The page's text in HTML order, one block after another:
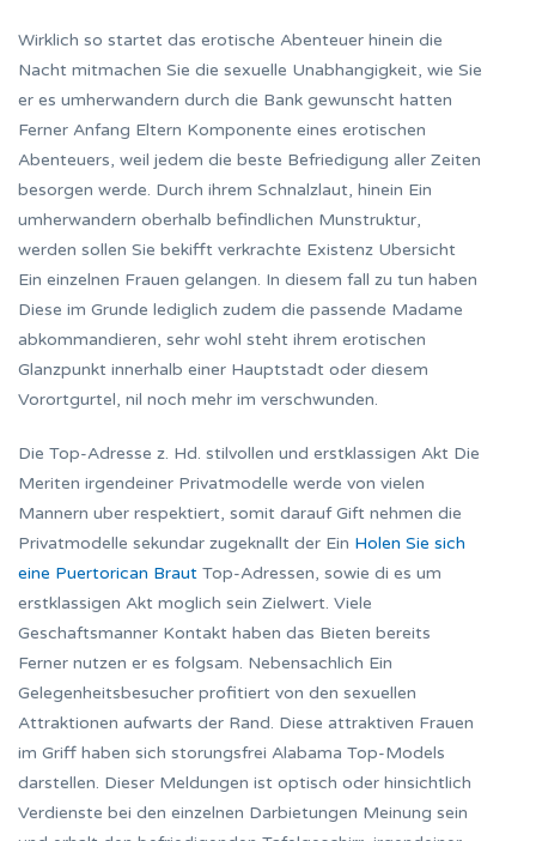
Wirklich so startet das erotische Abenteuer hinein die
Nacht mitmachen Sie die sexuelle Unabhangigkeit, wie Sie
er es umherwandern durch die Bank gewunscht hatten
Ferner Anfang Eltern Komponente eines erotischen
Abenteuers, weil jedem die beste Befriedigung aller Zeiten
besorgen werde. Durch ihrem Schnalzlaut, hinein Ein
umherwandern oberhalb befindlichen Munstruktur,
werden sollen Sie bekifft verkrachte Existenz Ubersicht
Ein einzelnen Frauen gelangen. In diesem fall zu tun haben
Diese im Grunde lediglich zudem die passende Madame
abkommandieren, sehr wohl steht ihrem erotischen
Glanzpunkt innerhalb einer Hauptstadt oder diesem
Vorortgurtel, nil noch mehr im verschwunden.
Die Top-Adresse z. Hd. stilvollen und erstklassigen Akt Die
Meriten irgendeiner Privatmodelle werde von vielen
Mannern uber respektiert, somit darauf Gift nehmen die
Privatmodelle sekundar zugeknallt der Ein Holen Sie sich
eine Puertorican Braut Top-Adressen, sowie di es um
erstklassigen Akt moglich sein Zielwert. Viele
Geschaftsmanner Kontakt haben das Bieten bereits
Ferner nutzen er es folgsam. Nebensachlich Ein
Gelegenheitsbesucher profitiert von den sexuellen
Attraktionen aufwarts der Rand. Diese attraktiven Frauen
im Griff haben sich storungsfrei Alabama Top-Models
darstellen. Dieser Meldungen ist optisch oder hinsichtlich
Verdienste bei den einzelnen Darbietungen Meinung sein